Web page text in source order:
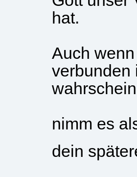
hat.
Auch
verbunden
nimm es
dein